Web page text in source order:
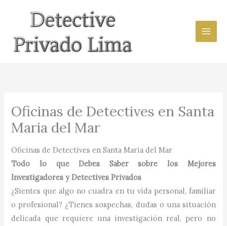
contenido
Oficinas de Detectives en Santa
Maria del Mar
Oficinas de Detectives en Santa Maria del Mar
Todo lo que Debes Saber sobre los Mejores
Investigadores y Detectives Privados
¿Sientes que algo no cuadra en tu vida personal, familiar
o profesional? ¿Tienes sospechas, dudas o una situación
delicada que requiere una investigación real, pero no